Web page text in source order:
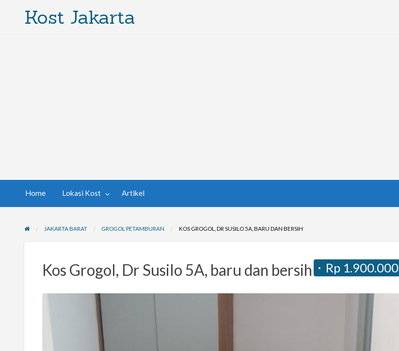
Kost Jakarta
Home Lokasi Kost Artikel
JAKARTA BARAT GROGOL PETAMBURAN KOS GROGOL, DR SUSILO 5A, BARU DAN BERSIH
Rp 1.900.000
Kos Grogol, Dr Susilo 5A, baru dan bersih